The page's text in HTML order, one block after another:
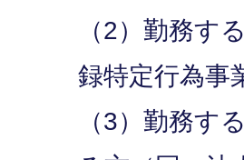
（2）勤務す
録特定行為事
（3）勤務す